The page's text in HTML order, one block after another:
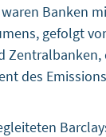
Banken
gefolgt
des